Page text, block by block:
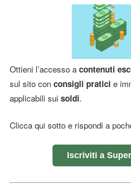
Ottieni l’accesso a contenuti
sul sito con consigli pratici e
applicabili sui soldi.
Clicca qui sotto e rispondi a
Iscriviti a